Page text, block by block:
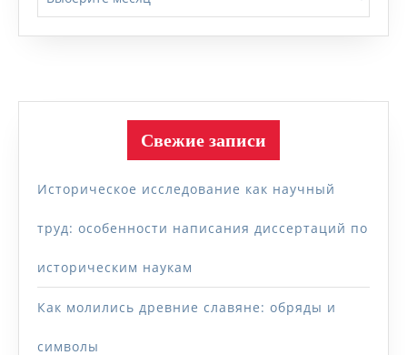
Свежие записи
Историческое исследование как научный
труд: особенности написания диссертаций по
историческим наукам
Как молились древние славяне: обряды и
символы